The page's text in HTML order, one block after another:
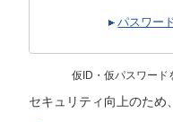
パスワー
仮ID・仮パスワード
セキュリティ向上のため